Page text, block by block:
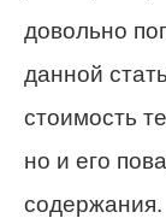
довольно
данной
стоимость
но и его
содержания.